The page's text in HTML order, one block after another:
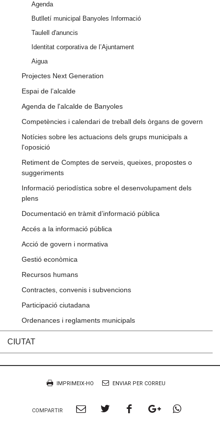
Agenda
Butlletí municipal Banyoles Informació
Taulell d'anuncis
Identitat corporativa de l’Ajuntament
Aigua
Projectes Next Generation
Espai de l’alcalde
Agenda de l'alcalde de Banyoles
Competències i calendari de treball dels òrgans de govern
Notícies sobre les actuacions dels grups municipals a
l'oposició
Retiment de Comptes de serveis, queixes, propostes o
suggeriments
Informació periodística sobre el desenvolupament dels
plens
Documentació en tràmit d’informació pública
Accés a la informació pública
Acció de govern i normativa
Gestió econòmica
Recursos humans
Contractes, convenis i subvencions
Participació ciutadana
Ordenances i reglaments municipals
CIUTAT
Document
IMPRIMEIX-HO ENVIAR PER CORREU
COMPARTIR
CompartirCompartirCompartirCompartir